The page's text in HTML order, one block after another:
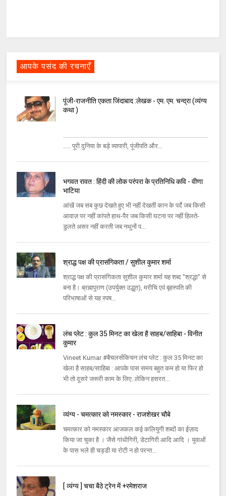
आपके पसंद की रचनाएँ
पूंजी-राजनीति एकता जिंदाबाद :लेखक - एम. एम. चन्द्रा (व्यंग्य
कथा )
..... पूरी दुनिया के बड़े व्यापारी, पूंजीपति और...
भगवत रावत : हिंदी की लोक परंपरा के प्रतिनिधि कवि - वीणा
भाटिया
आंखें जब सब कुछ देखते हुए भी नहीं देखतीं कान के पर्दे जब किसी
आवाज़ पर नहीं कांपते हाथ-पैर जब किसी घटना पर नहीं हिलते-
डुलते असर नहीं करती जब नथुनों प...
श्राद्ध पक्ष की प्रासंगिकता / सुशील कुमार शर्मा
श्राद्ध पक्ष की प्रासंगिकता सुशील कुमार शर्मा यह शब्द "श्रद्धा" से
बना है। ब्रह्मपुराण (उपर्युक्त उद्धृत), मरीचि एवं बृहस्पति की
परिभाषाओं से यह स्पष...
लंच प्लेट : कुल 35 मिनट का खेला है साहब/साहिबा - विनीत
कुमार
Vineet Kumar #बैचलर्सकिचन लंच प्लेट : कुल 35 मिनट का
खेला है साहब/साहिबा : आपके पास समय बहुत कम हो या फिर हो
भी तो दूसरे जरूरी काम के लिए..लेकिन हसरत...
व्यंग्य - चमत्कार को नमस्कार - राजशेखर चौबे
चमत्कार को नमस्कार आजकल कई कलियुगी शब्दों का ईज़ाद
किया जा चुका है । जैसे गांधीगिरी, डेटागिरी आदि आदि । युवाओं
के पास भले ही चड्डी या रोटी न हो परन्त...
[ व्यंग्य ] चचा बैठे ट्रेन में +रमेशराज